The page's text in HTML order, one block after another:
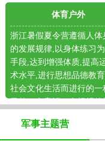
体育户外
浙江暑假夏令营遵循人体
的发展规律,以身体练习
手段,达到增强体质,提高
术水平,进行思想品德教
社会文化生活而进行的一
军事主题营